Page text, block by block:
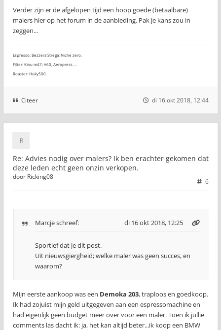
Verder zijn er de afgelopen tijd een hoop goede (betaalbare)
malers hier op het forum in de aanbieding. Pak je kans zou in
zeggen...
Espresso; Bezzera Strega; Niche zero.
Filter: Kinu m47; V60, Aeropress ...
Roaster: Huky500
Citeer di 16 okt 2018, 12:44
Re: Advies nodig over malers? Ik ben erachter gekomen dat
deze leden echt geen onzin verkopen.
6
door Ricking08
Marcjeschreef: di 16 okt 2018, 12:25
Sportief dat je dit post.
Uit nieuwsgiergheid; welke maler was geen succes, en
waarom?
Mijn eerste aankoop was een Demoka 203, traploos en goedkoop.
Ik had zojuist mijn geld uitgegeven aan een espressomachine en
had eigenlijk geen budget meer over voor een maler. Toen ik jullie
comments las dacht ik: ja, het kan altijd beter...ik koop een BMW